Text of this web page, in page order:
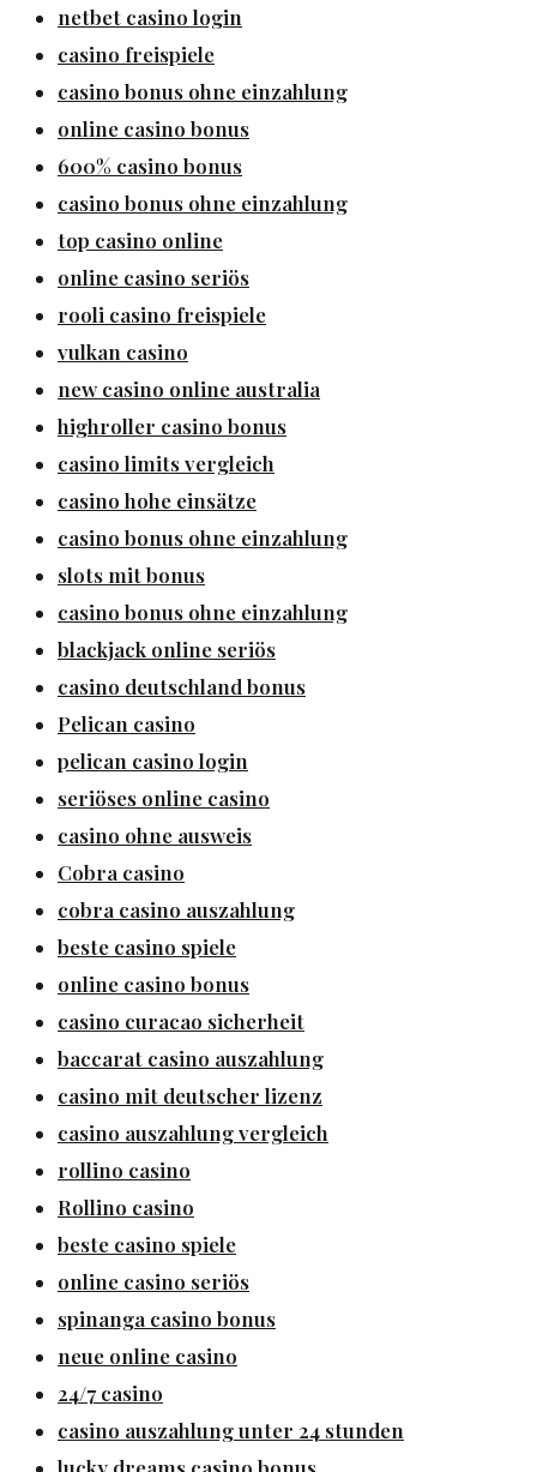
netbet casino login
casino freispiele
casino bonus ohne einzahlung
online casino bonus
600% casino bonus
casino bonus ohne einzahlung
top casino online
online casino seriös
rooli casino freispiele
vulkan casino
new casino online australia
highroller casino bonus
casino limits vergleich
casino hohe einsätze
casino bonus ohne einzahlung
slots mit bonus
casino bonus ohne einzahlung
blackjack online seriös
casino deutschland bonus
Pelican casino
pelican casino login
seriöses online casino
casino ohne ausweis
Cobra casino
cobra casino auszahlung
beste casino spiele
online casino bonus
casino curacao sicherheit
baccarat casino auszahlung
casino mit deutscher lizenz
casino auszahlung vergleich
rollino casino
Rollino casino
beste casino spiele
online casino seriös
spinanga casino bonus
neue online casino
24/7 casino
casino auszahlung unter 24 stunden